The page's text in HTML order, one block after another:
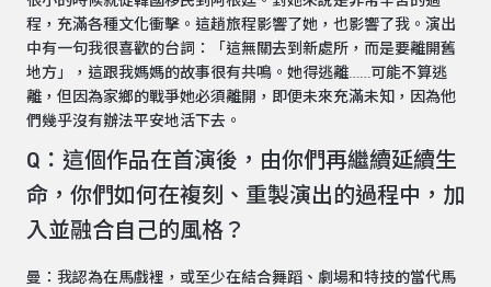
程，充滿各種文化衝擊。這趟旅程影響了她，也影響了我。演出
中有一句我很喜歡的台詞：「這無關去到新處所，而是要離開舊
地方」，這跟我媽媽的故事很有共鳴。她得逃離……可能不算逃
離，但因為家鄉的戰爭她必須離開，即便未來充滿未知，因為他
們幾乎沒有辦法平安地活下去。
Q：這個作品在首演後，由你們再繼續延續生
命，你們如何在複刻、重製演出的過程中，加
入並融合自己的風格？
曼：我認為在馬戲裡，或至少在結合舞蹈、劇場和特技的當代馬